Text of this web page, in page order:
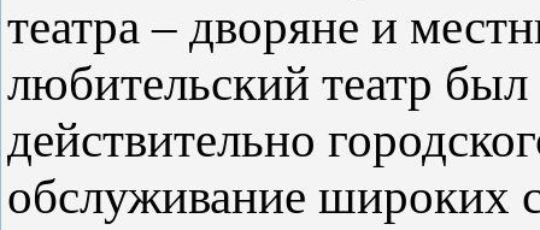
театра – дворяне и
любительский театр
действительно
обслуживание широких